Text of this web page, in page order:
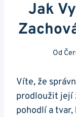
Jak
Od
Víte, že
prodloužit její
pohodlí a